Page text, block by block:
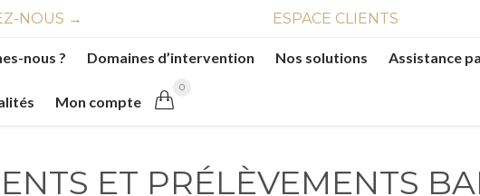
NOUS → ESPACE CLIENTS
nous ? Domaines d’intervention Nos solutions Assistance
Mon compte 
0
ET PRÉLÈVEMENTS